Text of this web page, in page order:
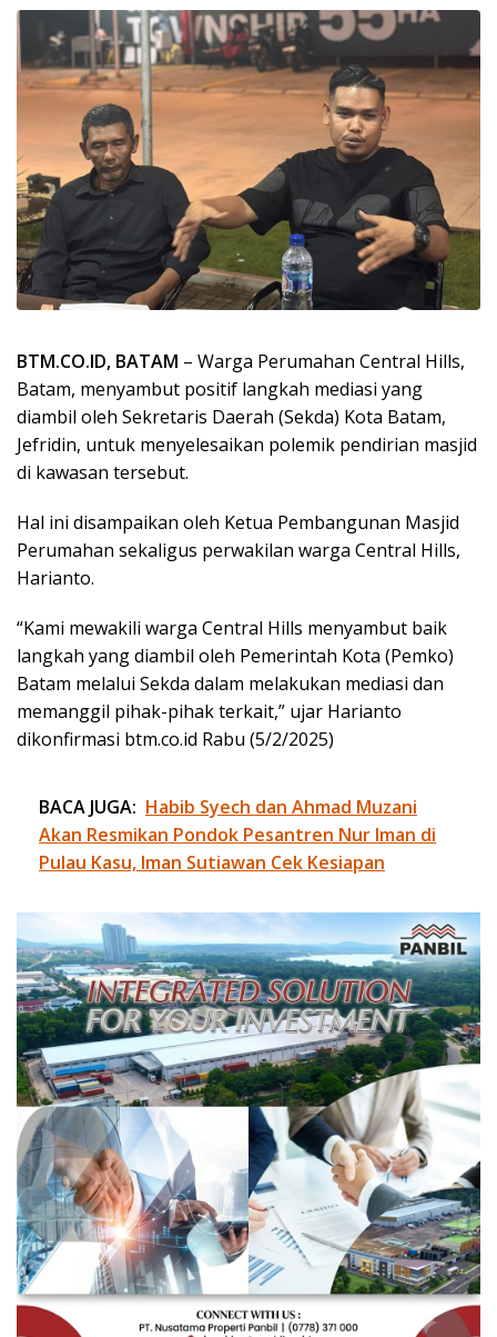
BTM.CO.ID, BATAM – Warga Perumahan Central Hills,
Batam, menyambut positif langkah mediasi yang
diambil oleh Sekretaris Daerah (Sekda) Kota Batam,
Jefridin, untuk menyelesaikan polemik pendirian masjid
di kawasan tersebut.
Hal ini disampaikan oleh Ketua Pembangunan Masjid
Perumahan sekaligus perwakilan warga Central Hills,
Harianto.
“Kami mewakili warga Central Hills menyambut baik
langkah yang diambil oleh Pemerintah Kota (Pemko)
Batam melalui Sekda dalam melakukan mediasi dan
memanggil pihak-pihak terkait,” ujar Harianto
dikonfirmasi btm.co.id Rabu (5/2/2025)
BACA JUGA: Habib Syech dan Ahmad Muzani
Akan Resmikan Pondok Pesantren Nur Iman di
Pulau Kasu, Iman Sutiawan Cek Kesiapan